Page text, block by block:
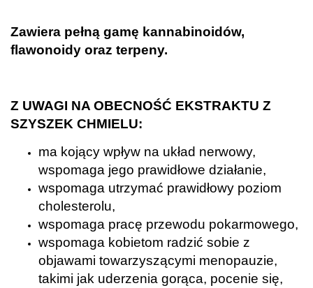
Zawiera pełną gamę kannabinoidów,
flawonoidy oraz terpeny.
Z UWAGI NA OBECNOŚĆ EKSTRAKTU Z
SZYSZEK CHMIELU:
ma kojący wpływ na układ nerwowy,
wspomaga jego prawidłowe działanie,
wspomaga utrzymać prawidłowy poziom
cholesterolu,
wspomaga pracę przewodu pokarmowego,
wspomaga kobietom radzić sobie z
objawami towarzyszącymi menopauzie,
takimi jak uderzenia gorąca, pocenie się,